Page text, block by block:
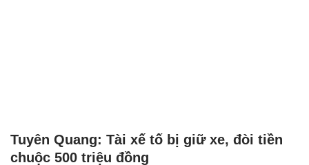
Tuyên Quang: Tài xế tố bị giữ xe, đòi tiền
chuộc 500 triệu đồng